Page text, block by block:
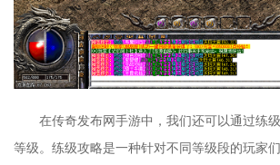
在传奇发布网手游中，我们还可以通过练
等级。练级攻略是一种针对不同等级段的玩家